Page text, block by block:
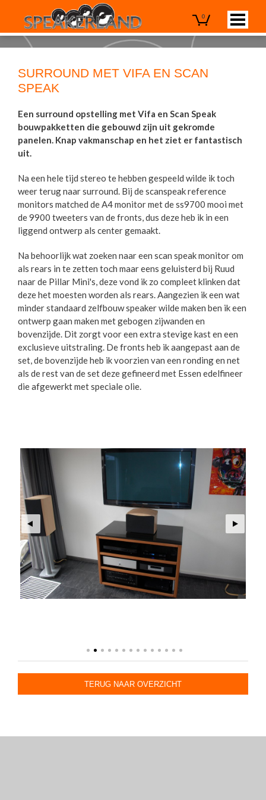
0
SURROUND MET VIFA EN SCAN
SPEAK
Een surround opstelling met Vifa en Scan Speak
bouwpakketten die gebouwd zijn uit gekromde
panelen. Knap vakmanschap en het ziet er fantastisch
uit.
Na een hele tijd stereo te hebben gespeeld wilde ik toch
weer terug naar surround. Bij de scanspeak reference
monitors matched de A4 monitor met de ss9700 mooi met
de 9900 tweeters van de fronts, dus deze heb ik in een
liggend ontwerp als center gemaakt.
Na behoorlijk wat zoeken naar een scan speak monitor om
als rears in te zetten toch maar eens geluisterd bij Ruud
naar de Pillar Mini's, deze vond ik zo compleet klinken dat
deze het moesten worden als rears. Aangezien ik een wat
minder standaard zelfbouw speaker wilde maken ben ik een
ontwerp gaan maken met gebogen zijwanden en
bovenzijde. Dit zorgt voor een extra stevige kast en een
exclusieve uitstraling. De fronts heb ik aangepast aan de
set, de bovenzijde heb ik voorzien van een ronding en net
als de rest van de set deze gefineerd met Essen edelfineer
die afgewerkt met speciale olie.
TERUG NAAR OVERZICHT